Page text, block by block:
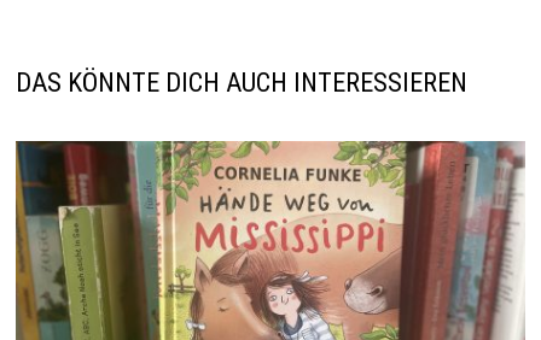
DAS KÖNNTE DICH AUCH INTERESSIEREN